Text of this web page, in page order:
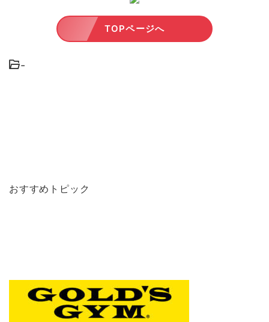
TOPページへ
-
おすすめトピック